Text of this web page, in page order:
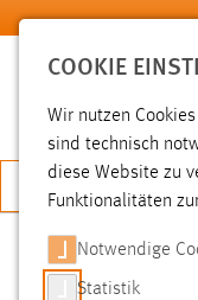
Zum Hauptinhalt
SUCHE
COOKIE
Wir nutzen
sind technisch
diese Website zu
Funktionalitäten
Notwendige
Statistik